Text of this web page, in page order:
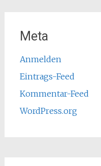
Meta
Anmelden
Eintrags-Feed
Kommentar-Feed
WordPress.org